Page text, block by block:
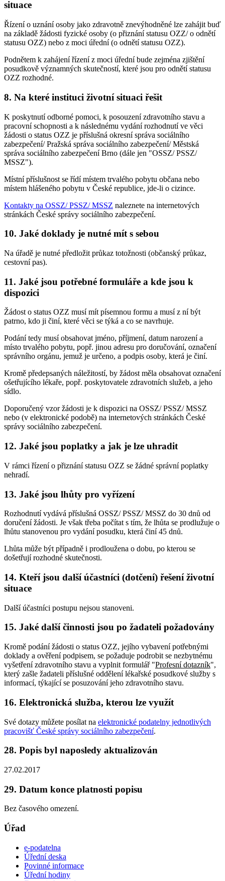
situace
Řízení o uznání osoby jako zdravotně znevýhodněné lze zahájit buď
na základě žádosti fyzické osoby (o přiznání statusu OZZ/ o odnětí
statusu OZZ) nebo z moci úřední (o odnětí statusu OZZ).
Podnětem k zahájení řízení z moci úřední bude zejména zjištění
posudkově významných skutečností, které jsou pro odnětí statusu
OZZ rozhodné.
8. Na které instituci životní situaci řešit
K poskytnutí odborné pomoci, k posouzení zdravotního stavu a
pracovní schopnosti a k následnému vydání rozhodnutí ve věci
žádosti o status OZZ je příslušná okresní správa sociálního
zabezpečení/ Pražská správa sociálního zabezpečení/ Městská
správa sociálního zabezpečení Brno (dále jen "OSSZ/ PSSZ/
MSSZ").
Místní příslušnost se řídí místem trvalého pobytu občana nebo
místem hlášeného pobytu v České republice, jde-li o cizince.
Kontakty na OSSZ/ PSSZ/ MSSZ naleznete na internetových
stránkách České správy sociálního zabezpečení.
10. Jaké doklady je nutné mít s sebou
Na úřadě je nutné předložit průkaz totožnosti (občanský průkaz,
cestovní pas).
11. Jaké jsou potřebné formuláře a kde jsou k
dispozici
Žádost o status OZZ musí mít písemnou formu a musí z ní být
patrno, kdo ji činí, které věci se týká a co se navrhuje.
Podání tedy musí obsahovat jméno, příjmení, datum narození a
místo trvalého pobytu, popř. jinou adresu pro doručování, označení
správního orgánu, jemuž je určeno, a podpis osoby, která je činí.
Kromě předepsaných náležitostí, by žádost měla obsahovat označení
ošetřujícího lékaře, popř. poskytovatele zdravotních služeb, a jeho
sídlo.
Doporučený vzor žádosti je k dispozici na OSSZ/ PSSZ/ MSSZ
nebo (v elektronické podobě) na internetových stránkách České
správy sociálního zabezpečení.
12. Jaké jsou poplatky a jak je lze uhradit
V rámci řízení o přiznání statusu OZZ se žádné správní poplatky
nehradí.
13. Jaké jsou lhůty pro vyřízení
Rozhodnutí vydává příslušná OSSZ/ PSSZ/ MSSZ do 30 dnů od
doručení žádosti. Je však třeba počítat s tím, že lhůta se prodlužuje o
lhůtu stanovenou pro vydání posudku, která činí 45 dnů.
Lhůta může být případně i prodloužena o dobu, po kterou se
došetřují rozhodné skutečnosti.
14. Kteří jsou další účastníci (dotčení) řešení životní
situace
Další účastníci postupu nejsou stanoveni.
15. Jaké další činnosti jsou po žadateli požadovány
Kromě podání žádosti o status OZZ, jejího vybavení potřebnými
doklady a ověření podpisem, se požaduje podrobit se nezbytnému
vyšetření zdravotního stavu a vyplnit formulář "Profesní dotazník",
který zašle žadateli příslušné oddělení lékařské posudkové služby s
informací, týkající se posuzování jeho zdravotního stavu.
16. Elektronická služba, kterou lze využít
Své dotazy můžete posílat na elektronické podatelny jednotlivých
pracovišť České správy sociálního zabezpečení.
28. Popis byl naposledy aktualizován
27.02.2017
29. Datum konce platnosti popisu
Bez časového omezení.
Úřad
e-podatelna
Úřední deska
Povinné informace
Úřední hodiny